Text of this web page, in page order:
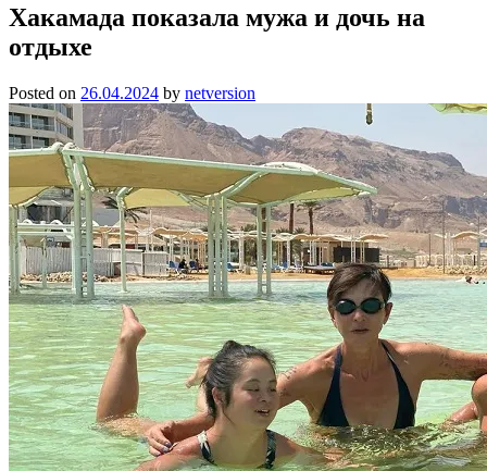
Хакамада показала мужа и дочь на
отдыхе
Posted on 26.04.2024 by netversion